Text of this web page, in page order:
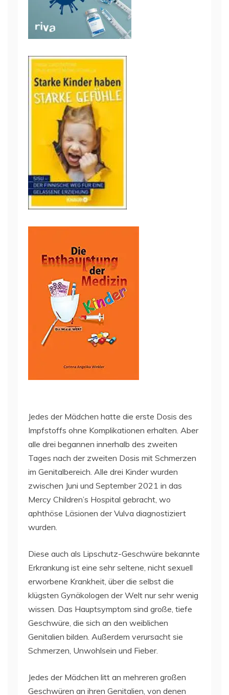
Jedes der Mädchen hatte die erste Dosis des
Impfstoffs ohne Komplikationen erhalten. Aber
alle drei begannen innerhalb des zweiten
Tages nach der zweiten Dosis mit Schmerzen
im Genitalbereich. Alle drei Kinder wurden
zwischen Juni und September 2021 in das
Mercy Children’s Hospital gebracht, wo
aphthöse Läsionen der Vulva diagnostiziert
wurden.
Diese auch als Lipschutz-Geschwüre bekannte
Erkrankung ist eine sehr seltene, nicht sexuell
erworbene Krankheit, über die selbst die
klügsten Gynäkologen der Welt nur sehr wenig
wissen. Das Hauptsymptom sind große, tiefe
Geschwüre, die sich an den weiblichen
Genitalien bilden. Außerdem verursacht sie
Schmerzen, Unwohlsein und Fieber.
Jedes der Mädchen litt an mehreren großen
Geschwüren an ihren Genitalien, von denen